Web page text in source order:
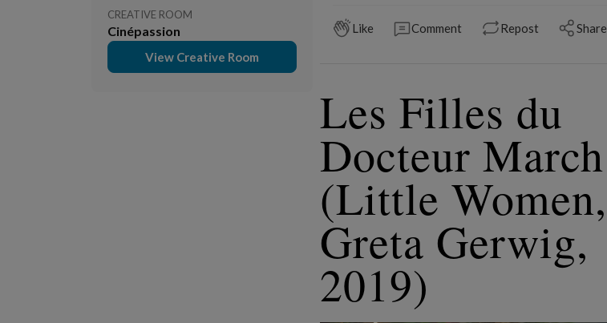
CREATIVE ROOM
Cinépassion
View Creative Room
Like Comment Repost Share
Les Filles du
Docteur March
(Little Women,
Greta Gerwig,
2019)